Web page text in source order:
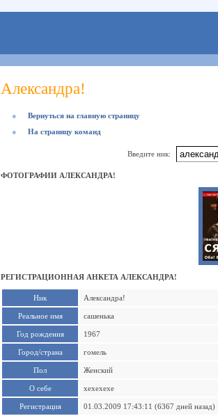
Александра!
●
Вернуться на главную страницу
●
На страницу команд
Введите ник:
ФОТОГРАФИИ АЛЕКСАНДРА!
РЕГИСТРАЦИОННАЯ АНКЕТА АЛЕКСАНДРА!
Ник Александра!
Реальное имя сашенька
Год рождения 1967
Город/страна гомель
Пол Женский
О себе хехехехе
Регистрация 01.03.2009 17:43:11 (6367 дней назад)